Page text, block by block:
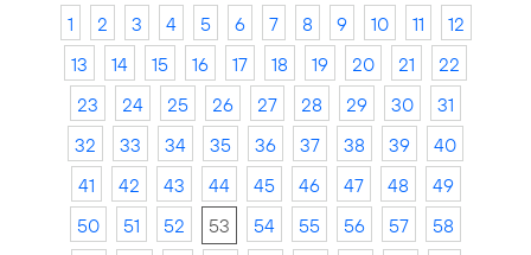
1 2 3 4 5 6 7 8 9 10 11
12
13
14 15 16 17 18 19 20 21
22
23
24 25 26 27 28 29 30
31
32
33 34 35 36 37 38 39
40
41
42 43 44 45 46 47 48
49
50
51 52 53 54 55 56 57
58